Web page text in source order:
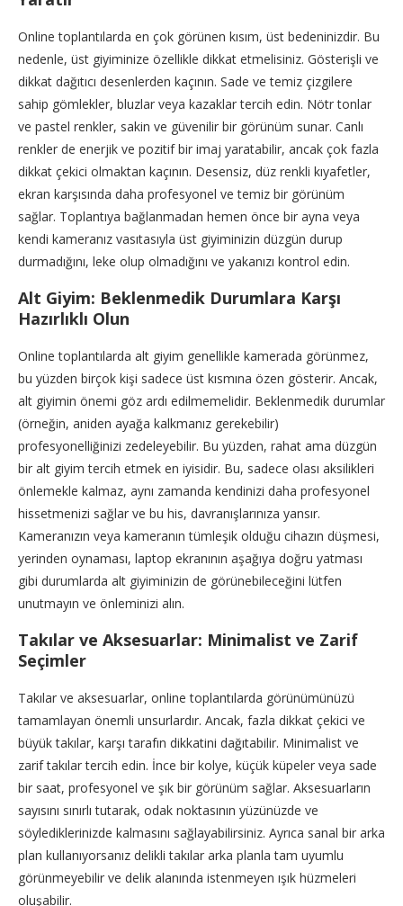
Online toplantılarda en çok görünen kısım, üst bedeninizdir. Bu
nedenle, üst giyiminize özellikle dikkat etmelisiniz. Gösterişli ve
dikkat dağıtıcı desenlerden kaçının. Sade ve temiz çizgilere
sahip gömlekler, bluzlar veya kazaklar tercih edin. Nötr tonlar
ve pastel renkler, sakin ve güvenilir bir görünüm sunar. Canlı
renkler de enerjik ve pozitif bir imaj yaratabilir, ancak çok fazla
dikkat çekici olmaktan kaçının. Desensiz, düz renkli kıyafetler,
ekran karşısında daha profesyonel ve temiz bir görünüm
sağlar. Toplantıya bağlanmadan hemen önce bir ayna veya
kendi kameranız vasıtasıyla üst giyiminizin düzgün durup
durmadığını, leke olup olmadığını ve yakanızı kontrol edin.
Alt Giyim: Beklenmedik Durumlara Karşı
Hazırlıklı Olun
Online toplantılarda alt giyim genellikle kamerada görünmez,
bu yüzden birçok kişi sadece üst kısmına özen gösterir. Ancak,
alt giyimin önemi göz ardı edilmemelidir. Beklenmedik durumlar
(örneğin, aniden ayağa kalkmanız gerekebilir)
profesyonelliğinizi zedeleyebilir. Bu yüzden, rahat ama düzgün
bir alt giyim tercih etmek en iyisidir. Bu, sadece olası aksilikleri
önlemekle kalmaz, aynı zamanda kendinizi daha profesyonel
hissetmenizi sağlar ve bu his, davranışlarınıza yansır.
Kameranızın veya kameranın tümleşik olduğu cihazın düşmesi,
yerinden oynaması, laptop ekranının aşağıya doğru yatması
gibi durumlarda alt giyiminizin de görünebileceğini lütfen
unutmayın ve önleminizi alın.
Takılar ve Aksesuarlar: Minimalist ve Zarif
Seçimler
Takılar ve aksesuarlar, online toplantılarda görünümünüzü
tamamlayan önemli unsurlardır. Ancak, fazla dikkat çekici ve
büyük takılar, karşı tarafın dikkatini dağıtabilir. Minimalist ve
zarif takılar tercih edin. İnce bir kolye, küçük küpeler veya sade
bir saat, profesyonel ve şık bir görünüm sağlar. Aksesuarların
sayısını sınırlı tutarak, odak noktasının yüzünüzde ve
söylediklerinizde kalmasını sağlayabilirsiniz. Ayrıca sanal bir arka
plan kullanıyorsanız delikli takılar arka planla tam uyumlu
görünmeyebilir ve delik alanında istenmeyen ışık hüzmeleri
oluşabilir.